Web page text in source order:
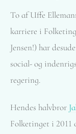
To af Uffe
karriere i
Jensen!) har
social- og
regering.
Hendes halvbror
Folketinget i 2011